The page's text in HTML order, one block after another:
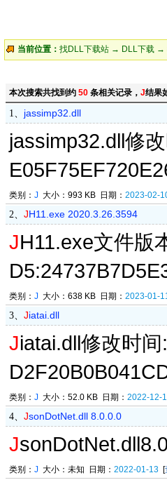
当前位置： 找DLL下载站 → DLL下载 →
本次搜索共找到约 50 条相关记录， J结果
1、 jassimp32.dll
jassimp32.dll修
类别： J 大小：993 KB 日期： 2023-02-
2、 JH11.exe 2020.3.26.3594
JH11.exe文件版
类别： J 大小：638 KB 日期： 2023-01-
3、 Jiatai.dll
Jiatai.dll修改时
类别： J 大小：52.0 KB 日期： 2022-12-
4、 JsonDotNet.dll 8.0.0.0
J
类别： J 大小：未知 日期： 2022-01-13 [